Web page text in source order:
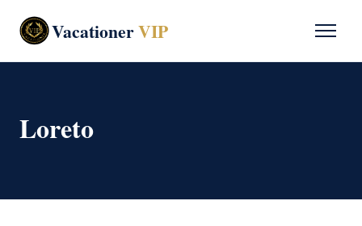
VacationerVIP
Loreto